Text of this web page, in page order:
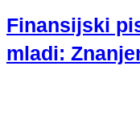
Finansijski
mladi: